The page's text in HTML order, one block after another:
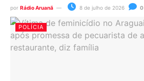
por Rádio Aruanã 8 de julho de 2026 0
POLÍCIA